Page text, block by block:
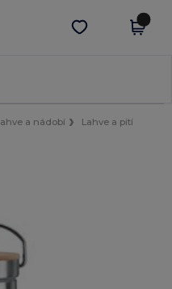
Stáhnout app
a nádobí
Lahve a pití